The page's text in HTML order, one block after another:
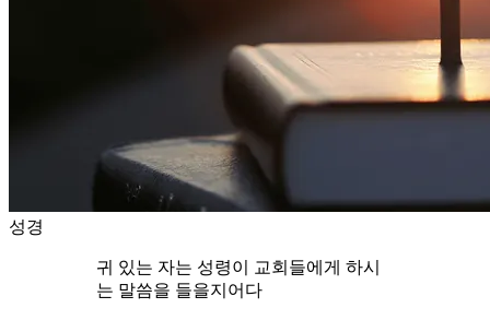
성경
귀 있는 자는 성령이 교회들에게 하시
는 말씀을 들을지어다